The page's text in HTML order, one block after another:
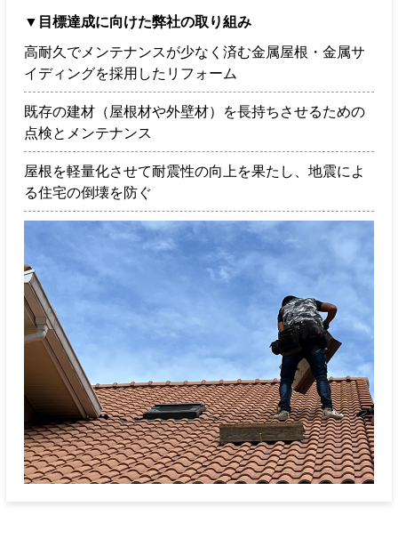
▼目標達成に向けた弊社の取り組み
高耐久でメンテナンスが少なく済む金属屋根・金属サ
イディングを採用したリフォーム
既存の建材（屋根材や外壁材）を長持ちさせるための
点検とメンテナンス
屋根を軽量化させて耐震性の向上を果たし、地震によ
る住宅の倒壊を防ぐ